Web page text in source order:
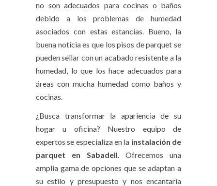
no son adecuados para cocinas o baños
debido a los problemas de humedad
asociados con estas estancias. Bueno, la
buena noticia es que los pisos de parquet se
pueden sellar con un acabado resistente a la
humedad, lo que los hace adecuados para
áreas con mucha humedad como baños y
cocinas.
¿Busca transformar la apariencia de su
hogar u oficina? Nuestro equipo de
expertos se especializa en la instalación de
parquet en Sabadell. Ofrecemos una
amplia gama de opciones que se adaptan a
su estilo y presupuesto y nos encantaría